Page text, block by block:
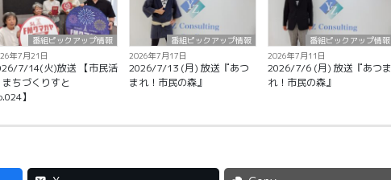
番組ピックアップ情報
年7月21日
7/14(火)放送 【市民活
まちづくりすと
】
番組ピックアップ情報
2026年7月17日
2026/7/13 (月) 放送『あつ
まれ！市民の森』
番組ピックアップ情報
2026年7月11日
2026/7/6 (月) 放送『あつま
れ！市民の森』